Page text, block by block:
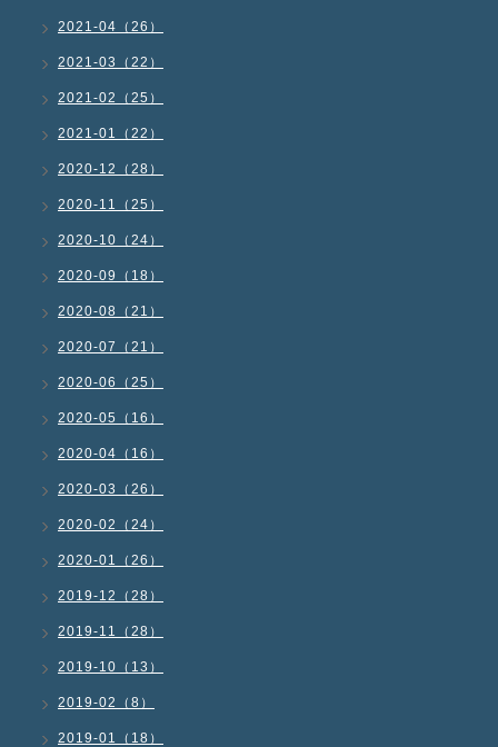
2021-04（26）
2021-03（22）
2021-02（25）
2021-01（22）
2020-12（28）
2020-11（25）
2020-10（24）
2020-09（18）
2020-08（21）
2020-07（21）
2020-06（25）
2020-05（16）
2020-04（16）
2020-03（26）
2020-02（24）
2020-01（26）
2019-12（28）
2019-11（28）
2019-10（13）
2019-02（8）
2019-01（18）